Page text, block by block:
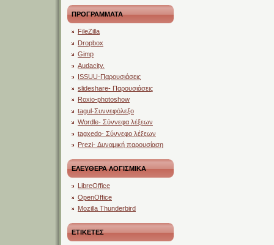
ΠΡΟΓΡΑΜΜΑΤΑ
FileZilla
Dropbox
Gimp
Audacity.
ISSUU-Παρουσιάσεις
slideshare- Παρουσιάσεις
Roxio-photoshow
tagul-Συννεφόλεξο
Wordle- Σύννεφα λέξεων
tagxedo- Σύννεφο λέξεων
Prezi- Δυναμική παρουσίαση
ΕΛΕΥΘΕΡΑ ΛΟΓΙΣΜΙΚΑ
LibreOffice
OpenOffice
Mozilla Thunderbird
ΕΤΙΚΕΤΕΣ